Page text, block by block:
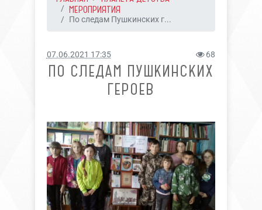
МЕРОПРИЯТИЯ
По следам Пушкинских г...
07.06.2021 17:35 68
ПО СЛЕДАМ ПУШКИНСКИХ
ГЕРОЕВ